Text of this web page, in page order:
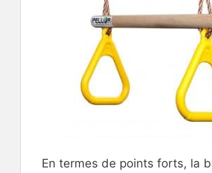
En termes de points forts, la